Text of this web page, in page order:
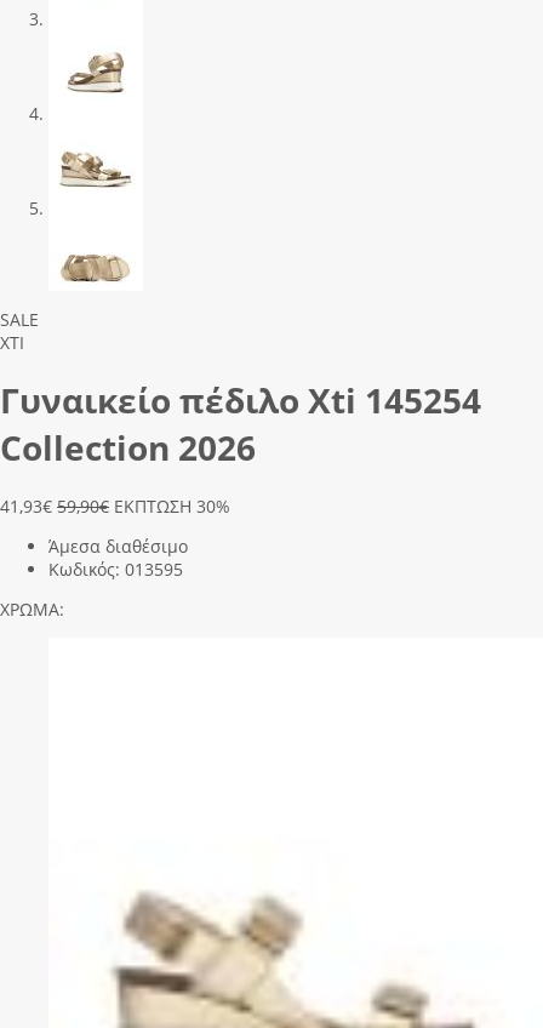
Previous
Next
SALE
XTI
Γυναικείο πέδιλο Xti 145254
Collection 2026
41,93€ 59,90€ ΕΚΠΤΩΣΗ 30%
Άμεσα διαθέσιμο
Κωδικός: 013595
ΧΡΩΜΑ: